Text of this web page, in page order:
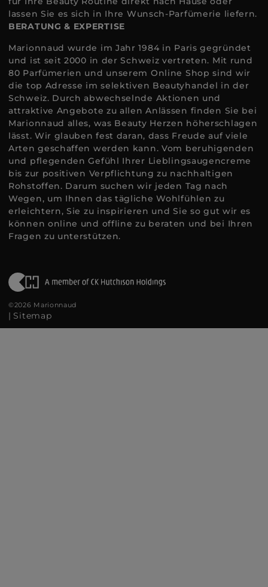
lassen Sie es sich in Ihre Wunsch-Parfümerie liefern.
BERATUNG & EXPERTISE
Marionnaud wurde im Jahr 1984 in Paris gegründet
und ist seit 2000 in der Schweiz vertreten. Mit rund
80 Parfümerien und unserem Online Shop sind wir
die top Adresse im selektiven Beautyhandel in der
Schweiz. Durch abwechselnde Aktionen und
attraktive Angebote zu allen Anlässen finden Sie bei
Marionnaud alles, was Beauty Herzen höherschlagen
lässt. Wir glauben fest daran, dass Freude auf viele
Arten geschaffen werden kann. Vom beruhigenden
und pflegenden Gefühl Ihrer Lieblingsaugencreme
bis zur positiven Verpflichtung zu nachhaltigen
Rohstoffen. Darum suchen wir jeden Tag nach
Wegen, um Ihnen das tägliche Wohlfühlen zu
erleichtern, Sie zu inspirieren und Sie so gut wir es
können online und offline zu beraten und bei Ihren
Fragen zu unterstützen.
©2026 Marionnaud
| Sitemap